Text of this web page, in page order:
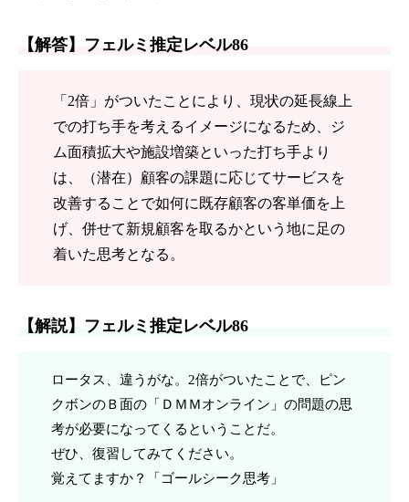
【解答】フェルミ推定レベル86
「2倍」がついたことにより、現状の延長線上
での打ち手を考えるイメージになるため、ジ
ム面積拡大や施設増築といった打ち手より
は、（潜在）顧客の課題に応じてサービスを
改善することで如何に既存顧客の客単価を上
げ、併せて新規顧客を取るかという地に足の
着いた思考となる。
【解説】フェルミ推定レベル86
ロータス、違うがな。2倍がついたことで、ピン
クボンのＢ面の「ＤＭＭオンライン」の問題の思
考が必要になってくるということだ。
ぜひ、復習してみてください。
覚えてますか？「ゴールシーク思考」